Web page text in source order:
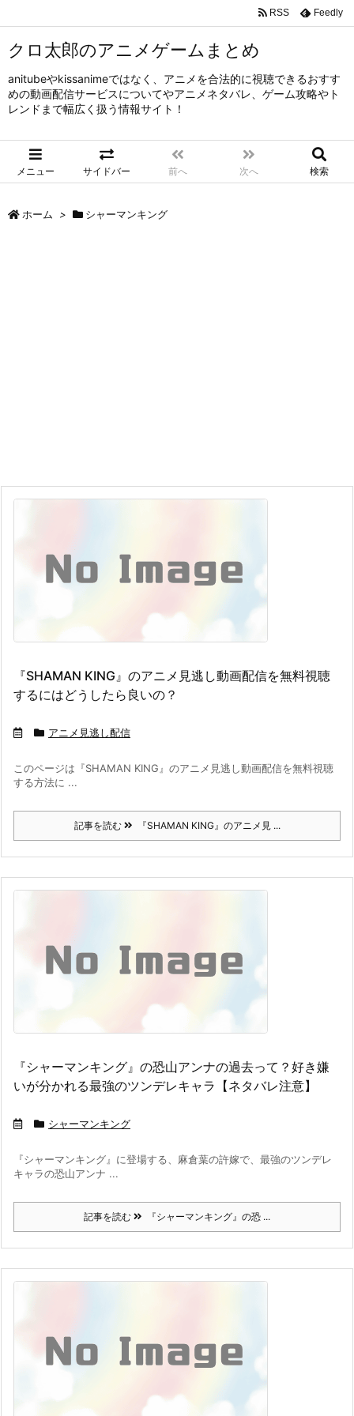
クロ太郎のアニメゲームまとめ
anitubeやkissanimeではなく、アニメを合法的に視聴できるおすす
めの動画配信サービスについてやアニメネタバレ、ゲーム攻略やト
レンドまで幅広く扱う情報サイト！
メニュー サイドバー 前へ 次へ 検索
RSS Feedly
ホーム > シャーマンキング
『SHAMAN KING』のアニメ見逃し動画配信を無料視聴
するにはどうしたら良いの？
アニメ見逃し配信
このページは『SHAMAN KING』のアニメ見逃し動画配信を無料視聴
する方法に ...
記事を読む 『SHAMAN KING』のアニメ見 ...
『シャーマンキング』の恐山アンナの過去って？好き嫌
いが分かれる最強のツンデレキャラ【ネタバレ注意】
シャーマンキング
『シャーマンキング』に登場する、麻倉葉の許嫁で、最強のツンデレ
キャラの恐山アンナ ...
記事を読む 『シャーマンキング』の恐 ...